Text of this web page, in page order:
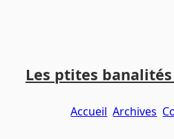
contenu
menuLes ptites
Accueil Archives